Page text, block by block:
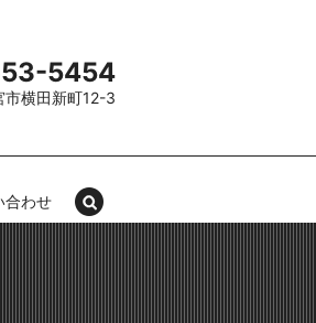
5454
横田新町12-3
合わせ